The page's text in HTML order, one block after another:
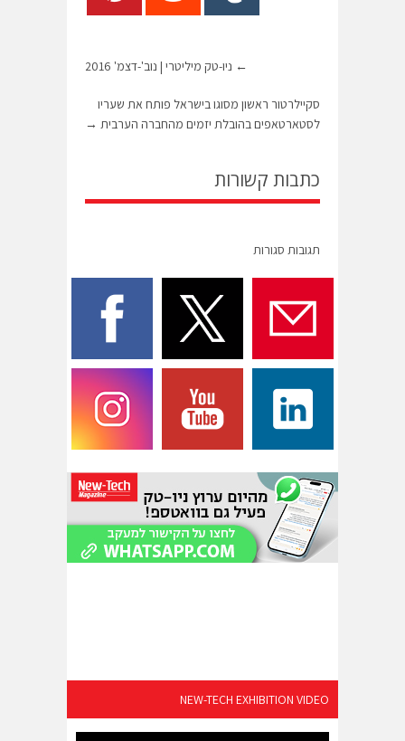
← ניו-טק מיליטרי | נוב'-דצמ' 2016
סקיילרטור ראשון מסוגו בישראל פותח את שעריו
לסטארטאפים בהובלת יזמים מהחברה הערבית →
כתבות קשורות
תגובות סגורות
NEW-TECH EXHIBITION VIDEO